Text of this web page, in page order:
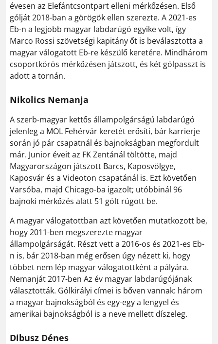
évesen az Elefántcsontpart elleni mérkőzésen. Első
gólját 2018-ban a görögök ellen szerezte. A 2021-es
Eb-n a legjobb magyar labdarúgó egyike volt, így
Marco Rossi szövetségi kapitány őt is beválasztotta a
magyar válogatott Eb-re készülő keretére. Mindhárom
csoportkörös mérkőzésen játszott, és két gólpasszt is
adott a tornán.
Nikolics Nemanja
A szerb-magyar kettős állampolgárságú labdarúgó
jelenleg a MOL Fehérvár keretét erősíti, bár karrierje
során jó pár csapatnál és bajnokságban megfordult
már. Junior éveit az FK Zentánál töltötte, majd
Magyarországon játszott Barcs, Kaposvölgye,
Kaposvár és a Videoton csapatánál is. Ezt követően
Varsóba, majd Chicago-ba igazolt; utóbbinál 96
bajnoki mérkőzés alatt 51 gólt rúgott be.
A magyar válogatottban azt követően mutatkozott be,
hogy 2011-ben megszerezte magyar
állampolgárságát. Részt vett a 2016-os és 2021-es Eb-
n is, bár 2018-ban még erősen úgy nézett ki, hogy
többet nem lép magyar válogatottként a pályára.
Nemanját 2017-ben Az év magyar labdarúgójának
választották. Gólkirályi címei is bőven vannak: három
a magyar bajnokságból és egy-egy a lengyel és
amerikai bajnokságból is a neve mellett díszeleg.
Dibusz Dénes